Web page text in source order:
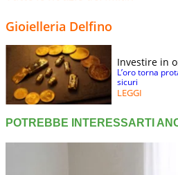
Gioielleria Delfino
Investire in
L’oro torna
sicuri
LEGGI